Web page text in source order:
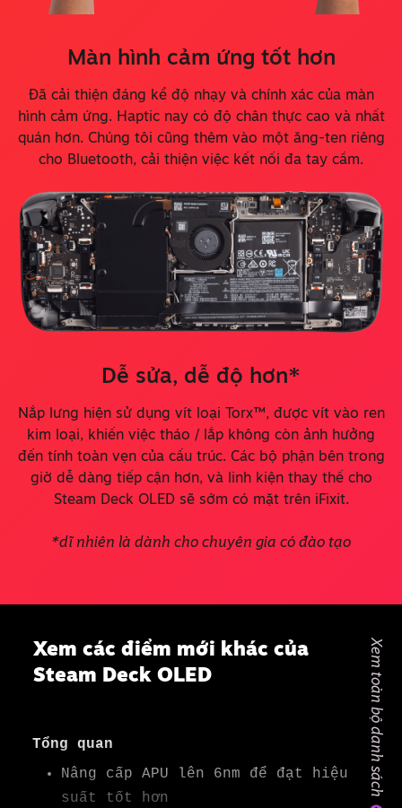
Màn hình cảm ứng tốt hơn
Đã cải thiện đáng kể độ nhạy và chính xác của màn
hình cảm ứng. Haptic nay có độ chân thực cao và nhất
quán hơn. Chúng tôi cũng thêm vào một ăng-ten riêng
cho Bluetooth, cải thiện việc kết nối đa tay cầm.
Dễ sửa, dễ độ hơn*
Nắp lưng hiện sử dụng vít loại Torx™, được vít vào ren
kim loại, khiến việc tháo / lắp không còn ảnh hưởng
đến tính toàn vẹn của cấu trúc. Các bộ phận bên trong
giờ dễ dàng tiếp cận hơn, và linh kiện thay thế cho
Steam Deck OLED sẽ sớm có mặt trên iFixit.
*dĩ nhiên là dành cho chuyên gia có đào tạo
Xem toàn bộ danh sách
Xem các điểm mới khác của
Steam Deck OLED
Nâng cấp APU lên 6nm để đạt hiệu
suất tốt hơn